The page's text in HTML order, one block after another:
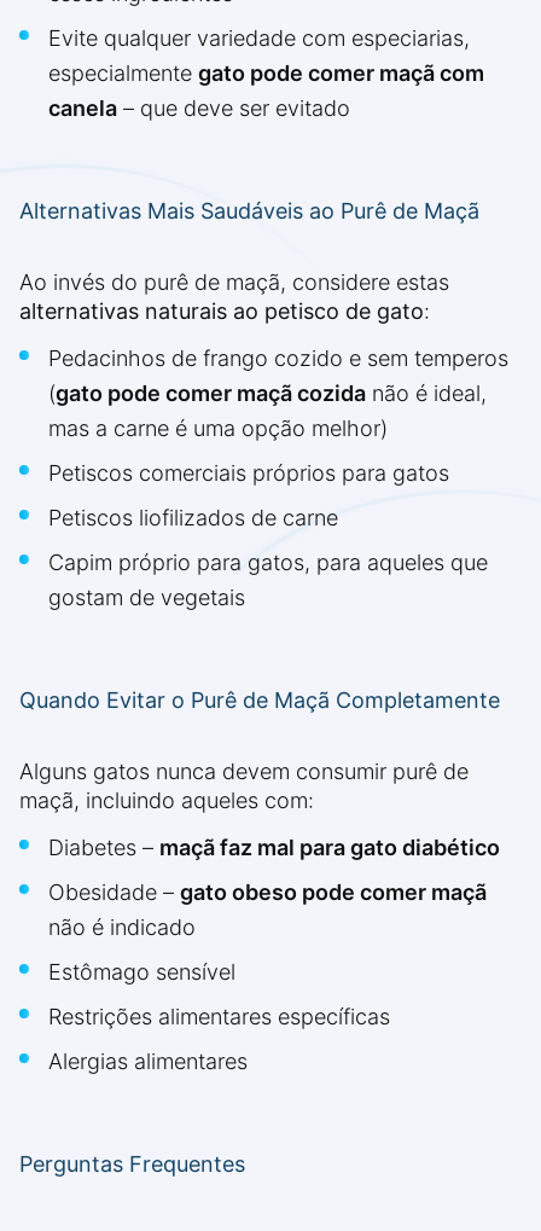
Evite qualquer variedade com especiarias,
especialmente gato pode comer maçã com
canela – que deve ser evitado
Alternativas Mais Saudáveis ao Purê de Maçã
Ao invés do purê de maçã, considere estas
alternativas naturais ao petisco de gato:
Pedacinhos de frango cozido e sem temperos
(gato pode comer maçã cozida não é ideal,
mas a carne é uma opção melhor)
Petiscos comerciais próprios para gatos
Petiscos liofilizados de carne
Capim próprio para gatos, para aqueles que
gostam de vegetais
Quando Evitar o Purê de Maçã Completamente
Alguns gatos nunca devem consumir purê de
maçã, incluindo aqueles com:
Diabetes – maçã faz mal para gato diabético
Obesidade – gato obeso pode comer maçã
não é indicado
Estômago sensível
Restrições alimentares específicas
Alergias alimentares
Perguntas Frequentes